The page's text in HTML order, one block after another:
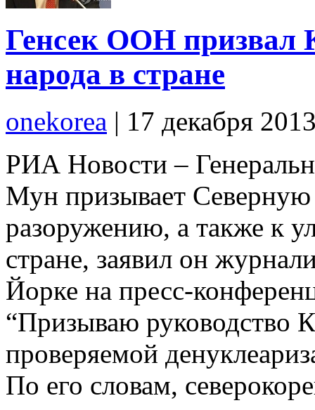
Генсек ООН
народа в стране
onekorea | 17 декабря
РИА Новости –
Мун призывает
разоружению, а также к
стране, заявил он
Йорке на пресс-
“Призываю руководство
проверяемой
По его словам,